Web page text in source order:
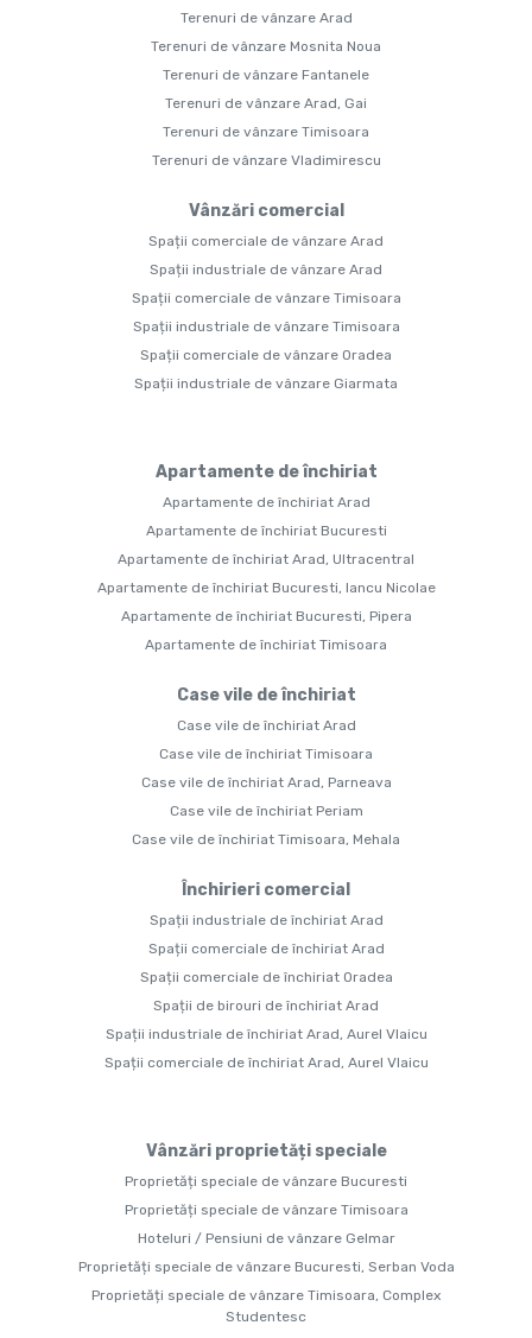
Terenuri de vânzare Arad
Terenuri de vânzare Mosnita Noua
Terenuri de vânzare Fantanele
Terenuri de vânzare Arad, Gai
Terenuri de vânzare Timisoara
Terenuri de vânzare Vladimirescu
Vânzări comercial
Spații comerciale de vânzare Arad
Spații industriale de vânzare Arad
Spații comerciale de vânzare Timisoara
Spații industriale de vânzare Timisoara
Spații comerciale de vânzare Oradea
Spații industriale de vânzare Giarmata
Apartamente de închiriat
Apartamente de închiriat Arad
Apartamente de închiriat Bucuresti
Apartamente de închiriat Arad, Ultracentral
Apartamente de închiriat Bucuresti, Iancu Nicolae
Apartamente de închiriat Bucuresti, Pipera
Apartamente de închiriat Timisoara
Case vile de închiriat
Case vile de închiriat Arad
Case vile de închiriat Timisoara
Case vile de închiriat Arad, Parneava
Case vile de închiriat Periam
Case vile de închiriat Timisoara, Mehala
Închirieri comercial
Spații industriale de închiriat Arad
Spații comerciale de închiriat Arad
Spații comerciale de închiriat Oradea
Spații de birouri de închiriat Arad
Spații industriale de închiriat Arad, Aurel Vlaicu
Spații comerciale de închiriat Arad, Aurel Vlaicu
Vânzări proprietăți speciale
Proprietăți speciale de vânzare Bucuresti
Proprietăți speciale de vânzare Timisoara
Hoteluri / Pensiuni de vânzare Gelmar
Proprietăți speciale de vânzare Bucuresti, Serban Voda
Proprietăți speciale de vânzare Timisoara, Complex
Studentesc